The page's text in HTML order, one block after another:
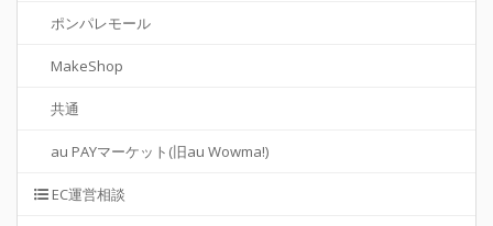
ポンパレモール
MakeShop
共通
au PAYマーケット(旧au Wowma!)
EC運営相談